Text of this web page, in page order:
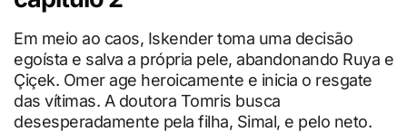
Em meio ao caos, Iskender toma uma decisão
egoísta e salva a própria pele, abandonando Ruya e
Çiçek. Omer age heroicamente e inicia o resgate
das vítimas. A doutora Tomris busca
desesperadamente pela filha, Simal, e pelo neto.